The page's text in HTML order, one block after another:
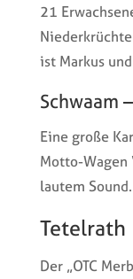
21
ist Markus
Schwaam
Eine große
Motto-Wagen
lautem
Tetelrath
Der „OTC